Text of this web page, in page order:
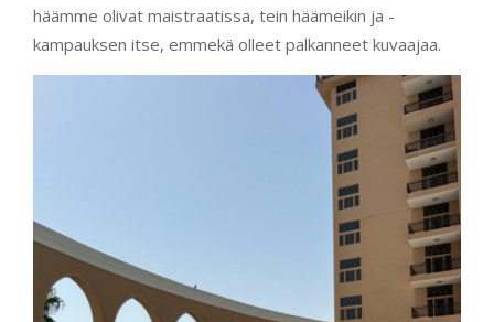
häämme olivat maistraatissa, tein häämeikin ja -
kampauksen itse, emmekä olleet palkanneet kuvaajaa.